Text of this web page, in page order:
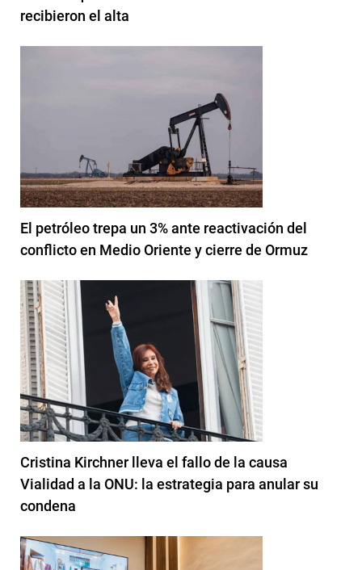
recibieron el alta
El petróleo trepa un 3% ante reactivación del
conflicto en Medio Oriente y cierre de Ormuz
Cristina Kirchner lleva el fallo de la causa
Vialidad a la ONU: la estrategia para anular su
condena